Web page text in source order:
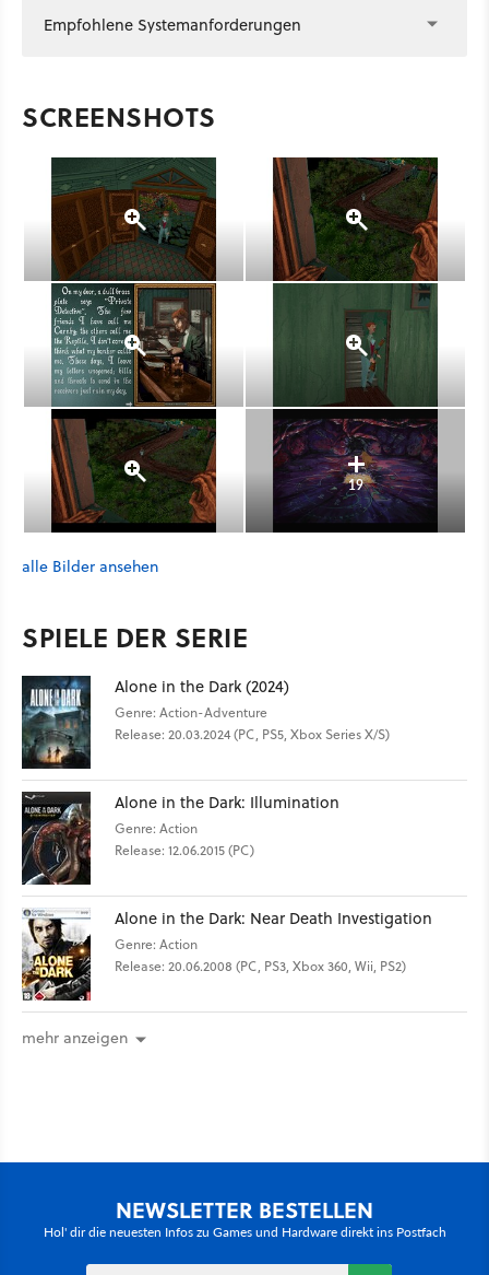
Empfohlene Systemanforderungen
SCREENSHOTS
19
alle Bilder ansehen
SPIELE DER SERIE
Alone in the Dark (2024)
Genre: Action-Adventure
Release: 20.03.2024 (PC, PS5, Xbox Series X/S)
Alone in the Dark: Illumination
Genre: Action
Release: 12.06.2015 (PC)
Alone in the Dark: Near Death Investigation
Genre: Action
Release: 20.06.2008 (PC, PS3, Xbox 360, Wii, PS2)
mehr anzeigen
NEWSLETTER BESTELLEN
Hol' dir die neuesten Infos zu Games und Hardware direkt ins Postfach